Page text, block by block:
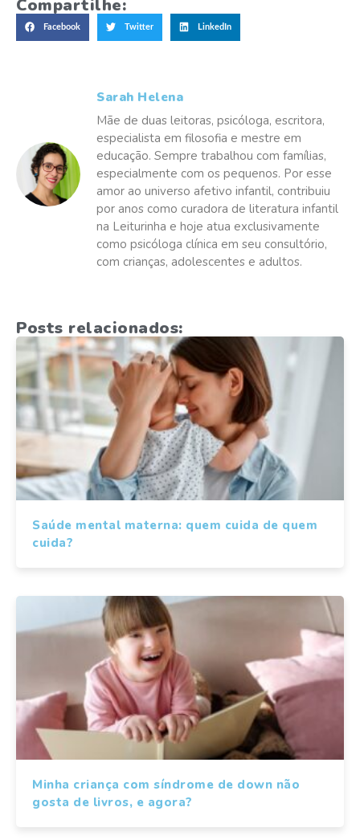
Compartilhe:
Facebook Twitter LinkedIn
Sarah Helena
Mãe de duas leitoras, psicóloga, escritora,
especialista em filosofia e mestre em
educação. Sempre trabalhou com famílias,
especialmente com os pequenos. Por esse
amor ao universo afetivo infantil, contribuiu
por anos como curadora de literatura infantil
na Leiturinha e hoje atua exclusivamente
como psicóloga clínica em seu consultório,
com crianças, adolescentes e adultos.
Posts relacionados:
Saúde mental materna: quem cuida de quem
cuida?
Minha criança com síndrome de down não
gosta de livros, e agora?